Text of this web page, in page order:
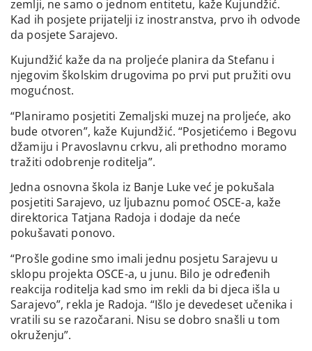
zemlji, ne samo o jednom entitetu, kaže Kujundžić.
Kad ih posjete prijatelji iz inostranstva, prvo ih odvode
da posjete Sarajevo.
Kujundžić kaže da na proljeće planira da Stefanu i
njegovim školskim drugovima po prvi put pružiti ovu
mogućnost.
“Planiramo posjetiti Zemaljski muzej na proljeće, ako
bude otvoren”, kaže Kujundžić. “Posjetićemo i Begovu
džamiju i Pravoslavnu crkvu, ali prethodno moramo
tražiti odobrenje roditelja”.
Jedna osnovna škola iz Banje Luke već je pokušala
posjetiti Sarajevo, uz ljubaznu pomoć OSCE-a, kaže
direktorica Tatjana Radoja i dodaje da neće
pokušavati ponovo.
“Prošle godine smo imali jednu posjetu Sarajevu u
sklopu projekta OSCE-a, u junu. Bilo je određenih
reakcija roditelja kad smo im rekli da bi djeca išla u
Sarajevo”, rekla je Radoja. “Išlo je devedeset učenika i
vratili su se razočarani. Nisu se dobro snašli u tom
okruženju”.